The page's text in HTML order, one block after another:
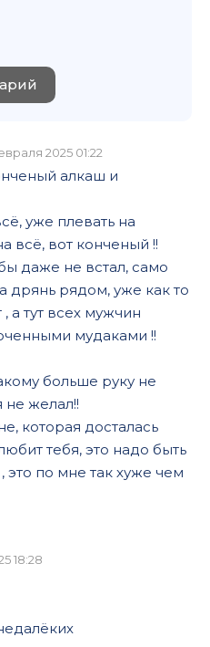
2025 01:22
алкаш и
уже плевать на
всё, вот конченый !!
даже не встал, само
дрянь рядом, уже как то
а тут всех мужчин
мудаками !!
больше руку не
не желал!!
которая досталась
тебя, это надо быть
по мне так хуже чем
18:28